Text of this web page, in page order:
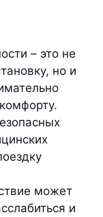
– это не
но и
может
и